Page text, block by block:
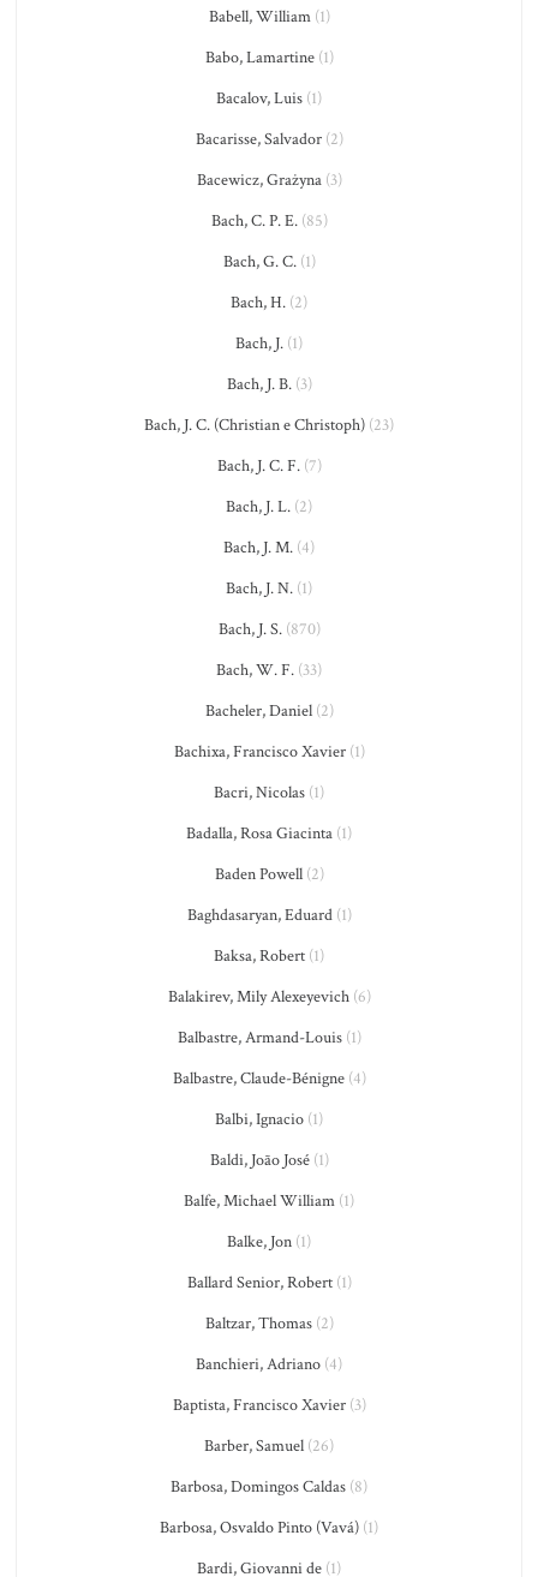
Babell, William(1)
Babo, Lamartine(1)
Bacalov, Luis (1)
Bacarisse, Salvador(2)
Bacewicz, Grażyna(3)
Bach, C. P. E.(85)
Bach, G. C.(1)
Bach, H. (2)
Bach, J. (1)
Bach, J. B.(3)
Bach, J. C. (Christian e Christoph) (23)
Bach, J. C. F.(7)
Bach, J. L. (2)
Bach, J. M. (4)
Bach, J. N. (1)
Bach, J. S.(870)
Bach, W. F. (33)
Bacheler, Daniel(2)
Bachixa, Francisco Xavier(1)
Bacri, Nicolas (1)
Badalla, Rosa Giacinta (1)
Baden Powell(2)
Baghdasaryan, Eduard(1)
Baksa, Robert (1)
Balakirev, Mily Alexeyevich(6)
Balbastre, Armand-Louis(1)
Balbastre, Claude-Bénigne(4)
Balbi, Ignacio (1)
Baldi, João José(1)
Balfe, Michael William (1)
Balke, Jon (1)
Ballard Senior, Robert(1)
Baltzar, Thomas(2)
Banchieri, Adriano (4)
Baptista, Francisco Xavier(3)
Barber, Samuel (26)
Barbosa, Domingos Caldas (8)
Barbosa, Osvaldo Pinto (Vavá) (1)
Bardi, Giovanni de (1)